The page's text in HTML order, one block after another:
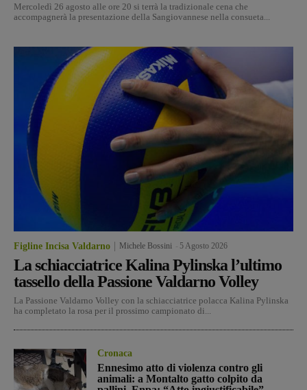
Mercoledì 26 agosto alle ore 20 si terrà la tradizionale cena che
accompagnerà la presentazione della Sangiovannese nella consueta...
Figline Incisa Valdarno Michele Bossini 5 Agosto 2026
La schiacciatrice Kalina Pylinska l’ultimo
tassello della Passione Valdarno Volley
La Passione Valdarno Volley con la schiacciatrice polacca Kalina Pylinska
ha completato la rosa per il prossimo campionato di...
Cronaca
Ennesimo atto di violenza contro gli
animali: a Montalto gatto colpito da